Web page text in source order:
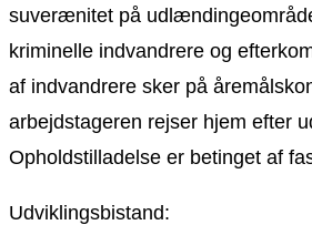
suverænitet på
kriminelle indvandrere og
af indvandrere sker på
arbejdstageren rejser hjem efter
Opholdstilladelse er betinget af
Udviklingsbistand: